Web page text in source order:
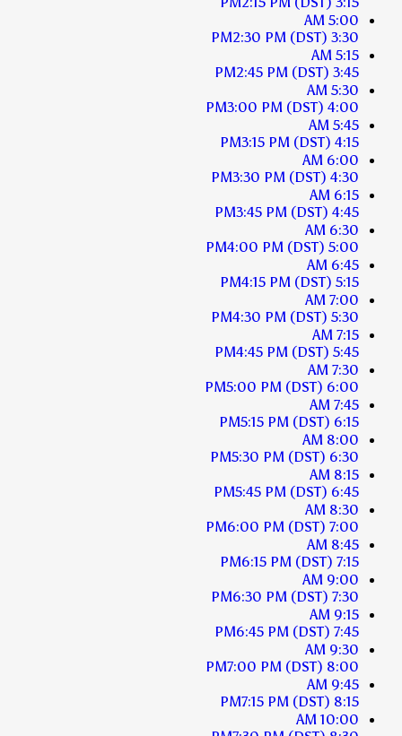
5:00 AM
3:30 PM
2:30 PM (DST)
5:15 AM
3:45 PM
2:45 PM (DST)
5:30 AM
4:00 PM
3:00 PM (DST)
5:45 AM
4:15 PM
3:15 PM (DST)
6:00 AM
4:30 PM
3:30 PM (DST)
6:15 AM
4:45 PM
3:45 PM (DST)
6:30 AM
5:00 PM
4:00 PM (DST)
6:45 AM
5:15 PM
4:15 PM (DST)
7:00 AM
5:30 PM
4:30 PM (DST)
7:15 AM
5:45 PM
4:45 PM (DST)
7:30 AM
6:00 PM
5:00 PM (DST)
7:45 AM
6:15 PM
5:15 PM (DST)
8:00 AM
6:30 PM
5:30 PM (DST)
8:15 AM
6:45 PM
5:45 PM (DST)
8:30 AM
7:00 PM
6:00 PM (DST)
8:45 AM
7:15 PM
6:15 PM (DST)
9:00 AM
7:30 PM
6:30 PM (DST)
9:15 AM
7:45 PM
6:45 PM (DST)
9:30 AM
8:00 PM
7:00 PM (DST)
9:45 AM
8:15 PM
7:15 PM (DST)
10:00 AM